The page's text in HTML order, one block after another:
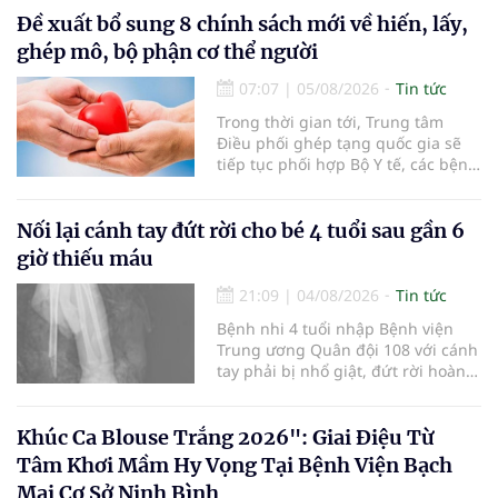
nhận 32.286.360 người, chiếm gần
30% dân số cả nước đã được khám
sức khỏe định kỳ năm nay.
Đề xuất bổ sung 8 chính sách mới về hiến, lấy,
ghép mô, bộ phận cơ thể người
07:07 | 05/08/2026
Tin tức
Trong thời gian tới, Trung tâm
Điều phối ghép tạng quốc gia sẽ
tiếp tục phối hợp Bộ Y tế, các bệnh
cường truyền thông, hoàn thiện
quy trình chuyên môn và hệ thống
hiến và ghép mô tạng.
Nối lại cánh tay đứt rời cho bé 4 tuổi sau gần 6
giờ thiếu máu
21:09 | 04/08/2026
Tin tức
Bệnh nhi 4 tuổi nhập Bệnh viện
Trung ương Quân đội 108 với cánh
tay phải bị nhổ giật, đứt rời hoàn
thương nặng và thời gian thiếu
máu kéo dài, các bác sĩ đã tái lập
tuần hoàn thành công sau ca vi
Khúc Ca Blouse Trắng 2026": Giai Điệu Từ
Tâm Khơi Mầm Hy Vọng Tại Bệnh Viện Bạch
Mai Cơ Sở Ninh Bình